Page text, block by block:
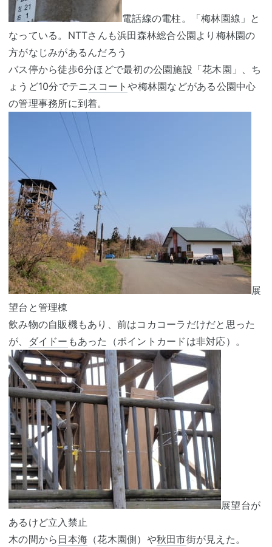
電話線の電柱。「梅林園線」と
なっている。NTTさんも浜田森林総合公園より梅林園の
方がなじみがあるんだろう
バス停から徒歩6分ほどで最初の公園施設「花木園」、ち
ょうど10分でテニ スコートや梅林園などがある公園中心
の管理事務所に到着。
展
望台と管理棟
飲み物の自販機もあり、前はコカコーラだけだと思った
が、
ダイドー もあった（ポイントカードは非対応）。
展望台が
あるけど立入禁止
木の間から 日本海 （花木園側）や秋田市街が見えた。